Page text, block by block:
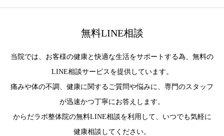
無料LINE相談
当院では、お客様の健康と快適な生活をサポートする為、無料の
LINE相談サービスを提供しています。
痛みや体の不調、健康に関するご質問や悩みに、専門のスタッフ
が迅速かつ丁寧にお答えします。
からだラボ整体院の無料LINE相談を利用して、いつでも気軽に
健康相談してください。